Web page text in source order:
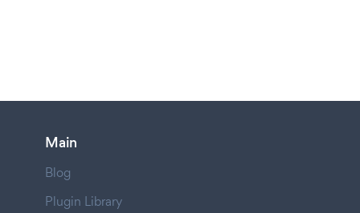
Main
Blog
Plugin Library